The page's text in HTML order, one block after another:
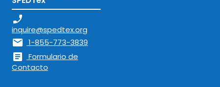
phone_enabled
inquire@spedtex.org
mail 1-855-773-3839
article
Formulario de
Contacto